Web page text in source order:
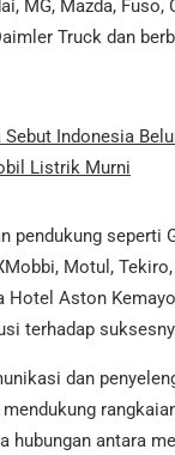
MG, Mazda, Fuso,
Truck dan
Sebut Indonesia
Listrik Murni
pendukung seperti
Motul,
Hotel Aston
terhadap
dan
hubungan antara